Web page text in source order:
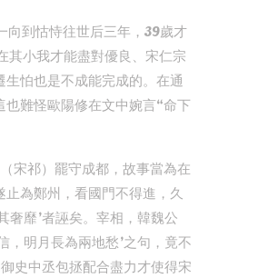
向到怙恃往世后三年，39歲才
其小我才能盡對優良、宋仁宗
怕也是不成能完成的。在通
難怪歐陽修在文中婉言“命下
宋祁）罷守成都，故事當為在
為鄭州，看國門不得進，久
奢靡’者誣矣。宰相，韓魏公
，明月長為兩地愁’之句，竟不
史中丞包拯配合盡力才使得宋